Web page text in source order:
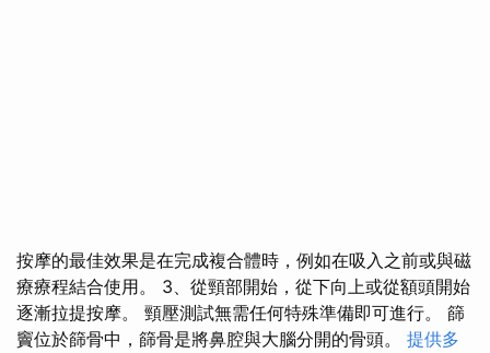
按摩的最佳效果是在完成複合體時，例如在吸入之前或與磁
療療程結合使用。 3、從頸部開始，從下向上或從額頭開始
逐漸拉提按摩。 頸壓測試無需任何特殊準備即可進行。 篩
竇位於篩骨中，篩骨是將鼻腔與大腦分開的骨頭。 提供多